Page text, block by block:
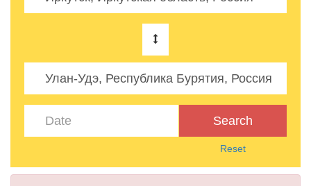
Search
Reset